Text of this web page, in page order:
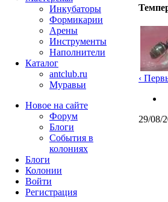
‹
29/08/
Инкубаторы
Формикарии
Арены
Инструменты
Наполнители
Каталог
antclub.ru
Муравьи
Новое на сайте
Форум
Блоги
События в
колониях
Блоги
Колонии
Войти
Peгиcтpaция